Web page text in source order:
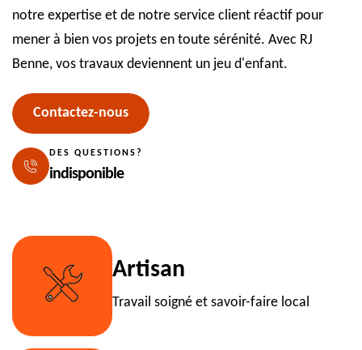
notre expertise et de notre service client réactif pour
mener à bien vos projets en toute sérénité. Avec RJ
Benne, vos travaux deviennent un jeu d'enfant.
Contactez-nous
DES QUESTIONS?
indisponible
Artisan
Travail soigné et savoir-faire local